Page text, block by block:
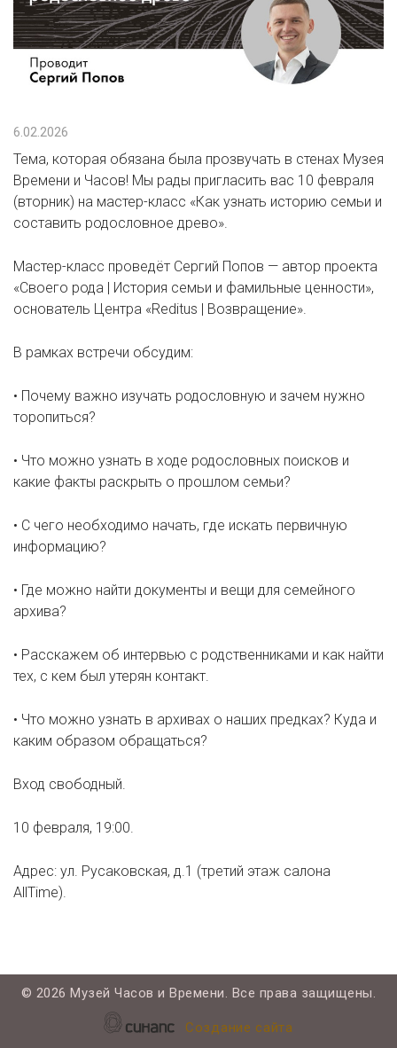
6.02.2026
Тема, которая обязана была прозвучать в стенах Музея
Времени и Часов! Мы рады пригласить вас 10 февраля
(вторник) на мастер-класс «Как узнать историю семьи и
составить родословное древо».
Мастер-класс проведёт Сергий Попов — автор проекта
«Своего рода | История семьи и фамильные ценности»,
основатель Центра «Reditus | Возвращение».
В рамках встречи обсудим:
• Почему важно изучать родословную и зачем нужно
торопиться?
• Что можно узнать в ходе родословных поисков и
какие факты раскрыть о прошлом семьи?
• С чего необходимо начать, где искать первичную
информацию?
• Где можно найти документы и вещи для семейного
архива?
• Расскажем об интервью с родственниками и как найти
тех, с кем был утерян контакт.
• Что можно узнать в архивах о наших предках? Куда и
каким образом обращаться?
Вход свободный.
10 февраля, 19:00.
Адрес: ул. Русаковская, д.1 (третий этаж салона
AllTime).
© 2026 Музей Часов и Времени. Все права защищены.
Создание сайта